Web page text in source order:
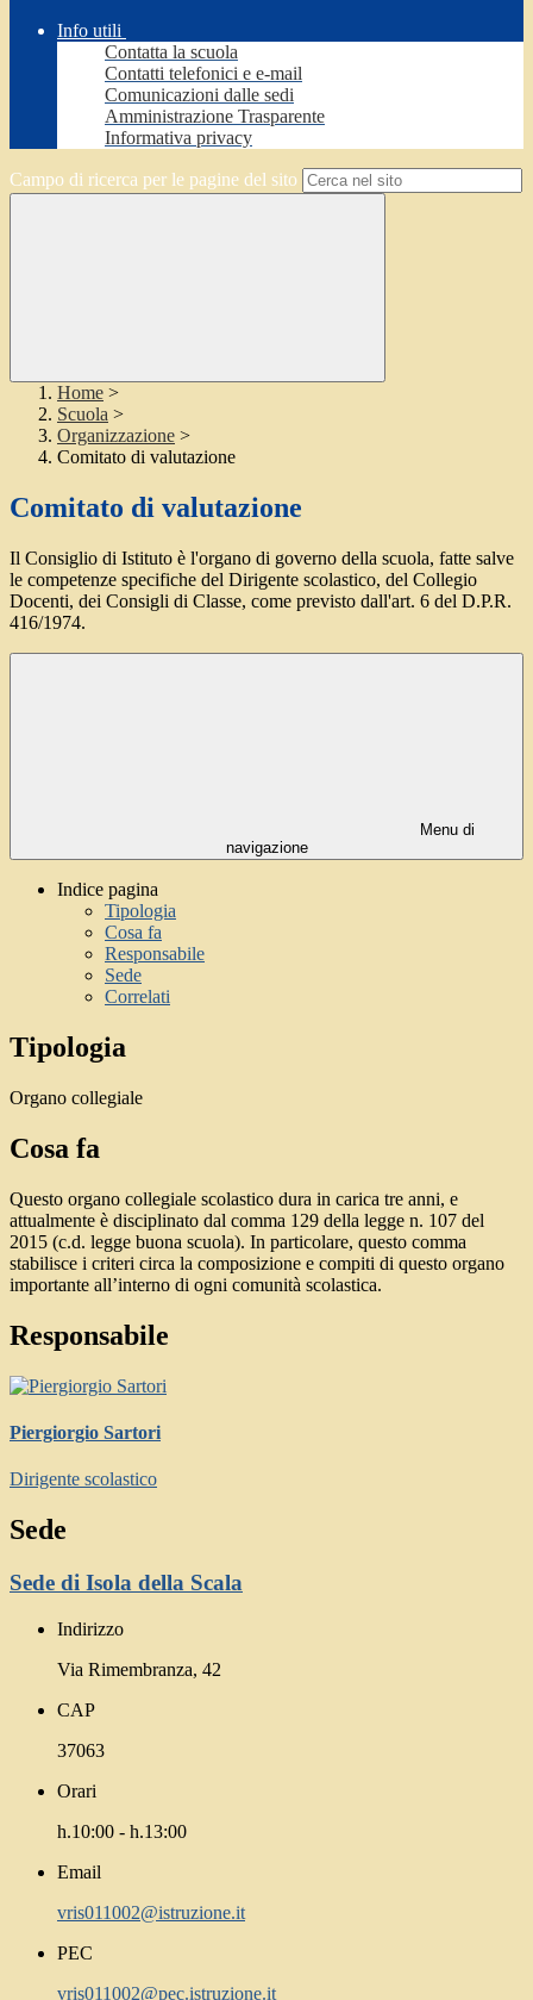
Info utili
Contatta la scuola
Contatti telefonici e e-mail
Comunicazioni dalle sedi
Amministrazione Trasparente
Informativa privacy
Campo di ricerca per le pagine del sito
Home >
Scuola >
Organizzazione >
Comitato di valutazione
Comitato di valutazione
Il Consiglio di Istituto è l'organo di governo della scuola, fatte salve
le competenze specifiche del Dirigente scolastico, del Collegio
Docenti, dei Consigli di Classe, come previsto dall'art. 6 del D.P.R.
416/1974.
Menu di
navigazione
Indice pagina
Tipologia
Cosa fa
Responsabile
Sede
Correlati
Tipologia
Organo collegiale
Cosa fa
Questo organo collegiale scolastico dura in carica tre anni, e
attualmente è disciplinato dal comma 129 della legge n. 107 del
2015 (c.d. legge buona scuola). In particolare, questo comma
stabilisce i criteri circa la composizione e compiti di questo organo
importante all’interno di ogni comunità scolastica.
Responsabile
Piergiorgio Sartori
Dirigente scolastico
Sede
Sede di Isola della Scala
Indirizzo
Via Rimembranza, 42
CAP
37063
Orari
h.10:00 - h.13:00
Email
vris011002@istruzione.it
PEC
vris011002@pec.istruzione.it